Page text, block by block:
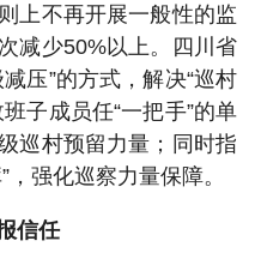
上不再开展一般性的监
减少50%以上。四川省
压”的方式，解决“巡村
子成员任“一把手”的单
巡村预留力量；同时指
强化巡察力量保障。
信任